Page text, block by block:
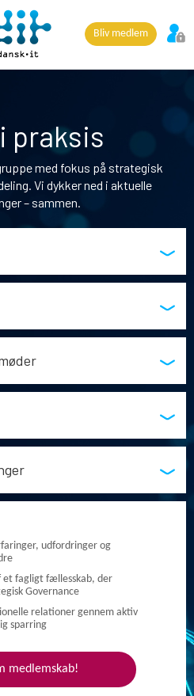
Bliv medlem
praksis
med fokus på strategisk
Vi dykker ned i aktuelle
– sammen.
udfordringer og
et fagligt fællesskab, der
Governance
relationer gennem aktiv
sparring
medlemskab!